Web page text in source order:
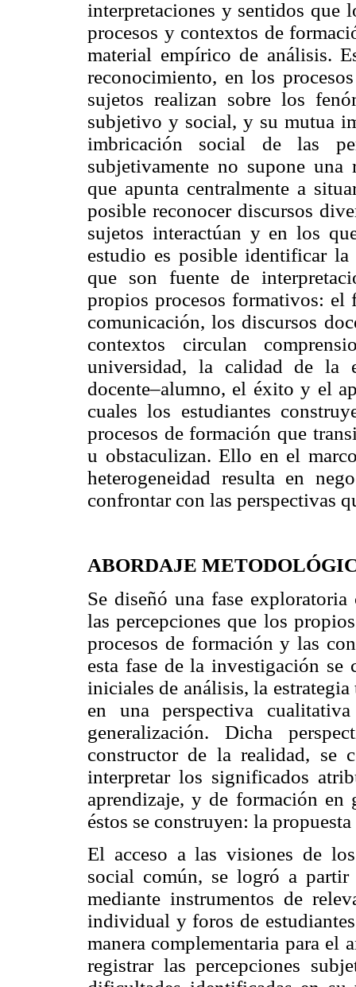
interpretaciones y sentidos que
procesos y contextos de
material empírico de análisis.
reconocimiento, en los
sujetos realizan sobre los
subjetivo y social, y su mutua
imbricación social de las
subjetivamente no supone
que apunta centralmente a
posible reconocer discursos
sujetos interactúan y en los
estudio es posible identificar la
que son fuente de
propios procesos formativos: el
comunicación, los discursos
contextos circulan
universidad, la calidad de la
docente–alumno, el éxito y el
cuales los estudiantes
procesos de formación que
u obstaculizan. Ello en el
heterogeneidad resulta en
confrontar con las perspectivas
ABORDAJE
Se diseñó una fase
las percepciones que los
procesos de formación y las
esta fase de la investigación
iniciales de análisis, la
en una perspectiva
generalización. Dicha
constructor de la realidad, se
interpretar los significados
aprendizaje, y de formación en
éstos se construyen: la
El acceso a las visiones de
social común, se logró a
mediante instrumentos de
individual y foros de
manera complementaria para el
registrar las percepciones